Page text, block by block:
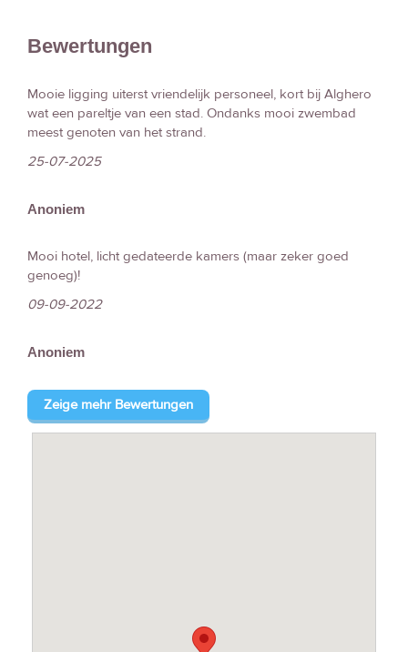
Bewertungen
Mooie ligging uiterst vriendelijk personeel, kort bij Alghero
wat een pareltje van een stad. Ondanks mooi zwembad
meest genoten van het strand.
25-07-2025
Anoniem
Mooi hotel, licht gedateerde kamers (maar zeker goed
genoeg)!
09-09-2022
Anoniem
Zeige mehr Bewertungen